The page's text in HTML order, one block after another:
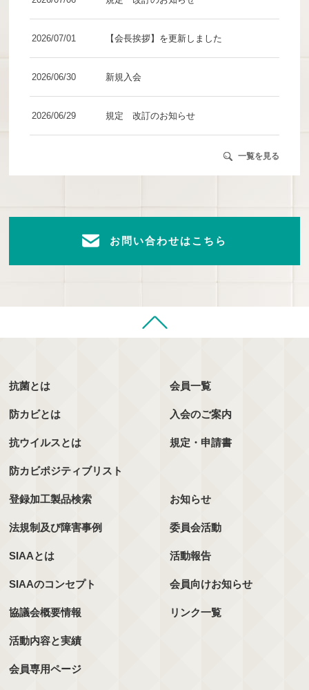
2026/07/01 【会長挨拶】を更新しました
2026/06/30 新規入会
2026/06/29 規定 改訂のお知らせ
一覧を見る
お問い合わせはこちら
抗菌とは
防カビとは
抗ウイルスとは
防カビポジティブリスト
登録加工製品検索
法規制及び障害事例
SIAAとは
SIAAのコンセプト
協議会概要情報
活動内容と実績
会員専用ページ
会員一覧
入会のご案内
規定・申請書
お知らせ
委員会活動
活動報告
会員向けお知らせ
リンク一覧